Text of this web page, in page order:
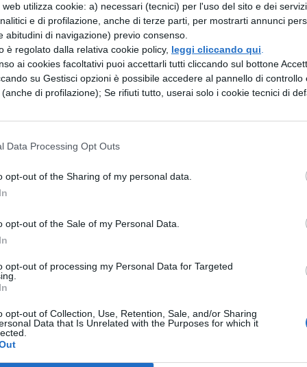
utilizza cookie: a) necessari (tecnici) per l'uso del sito e dei
e di profilazione, anche di terze parti, per mostrarti annunci
abitudini di navigazione) previo consenso.
è regolato dalla relativa cookie policy, leggi cliccando qui
ai cookies facoltativi puoi accettarli tutti cliccando sul bottone
su Gestisci opzioni è possibile accedere al pannello di controllo
di profilazione); Se rifiuti tutto, userai solo i cookie tecnici di
Data Processing Opt Outs
opt-out of the Sharing of my personal data.
opt-out of the Sale of my Personal Data.
opt-out of processing my Personal Data for Targeted
opt-out of Collection, Use, Retention, Sale, and/or Sharing
Data that Is Unrelated with the Purposes for which it
vincitore tra i Big
va aMadameper il brano “Voce“: “Un talento
potrebbe offrire novità alla bellezza musical-
il Patron De Martino, a cui ha fatto eco il
(membro Commissione del Premio
adolescenziali, sfumati tra follia e
quello che sei”.
vincitore tra le Nuove
d’Ascolto che vede a capo Loredana
Proposte) ha scelto la canzone
è ricca di sfumature d’oltreoceano, dai sapori
L’approccio vocale dell’artista è
così gli equilibri per raggiungere qualità
Loredana D’Anghera. “Regina” è una